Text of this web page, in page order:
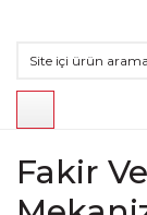
Fakir